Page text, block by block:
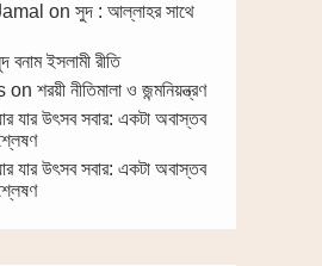
on সুদ : আল্লাহর সাথে
বনাম ইসলামী রীতি
on শরয়ী নীতিমালা ও জন্মনিয়ন্ত্রণ
যার উৎসব সবার: একটা অবাস্তব
যার উৎসব সবার: একটা অবাস্তব